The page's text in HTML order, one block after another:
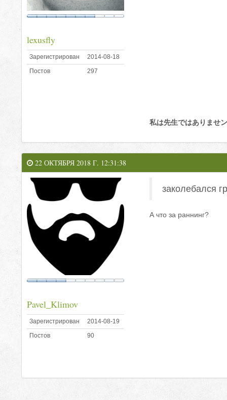
lexusfly
Зарегистрирован
2014-08-18
Постов
297
私は先生ではありませン
22 ОКТЯБРЯ 2018 Г. 12:31:38
Pavel_Klimov
Зарегистрирован
2014-08-19
Постов
90
заколебался
А что за раннинг?